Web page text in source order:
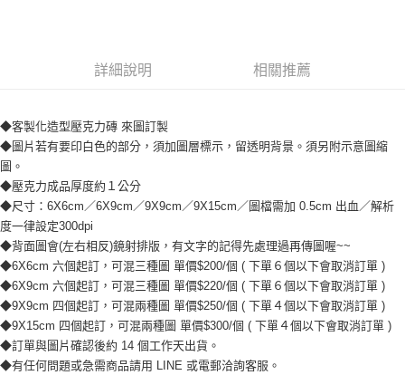
ATM／網路銀行／等多元方式進行付款，方視為交易完成。
後付繳納相關費用。
是否繳費成功／繳費後需取消欲退款等相關疑問，請聯繫「AFTEE先享後付
【注意事項】
１．透過由恩沛科技股份有限公司提供之「AFTEE先享後付」服務完成之交
易，需依本服務之必要範圍內提供個人資料，並將交易相關給付款項請求債
權轉讓予恩沛科技股份有限公司。
２．關於個人資料處理事宜，請瀏覽以下網址：
https://aftee.tw/terms/#terms3
３．未成年的使用者請事先徵得法定代理人或監護人之同意方可使用
「AFTEE先享後付」，若未經同意申辦者引起之損失，本公司不負相關責
任。
４．使用「AFTEE先享後付」時，將依據個別帳號之用戶狀況，依本公司即
時審查核予不同之上限額度；若仍有額度不足之情形，本公司將視審查結果
每筆NT$65，滿NT$2,000(含以上)免運費
每筆NT$65，滿NT$2,000(含以上)免運費
宅配
每筆NT$180，滿NT$10,000(含以上)免運費
郵寄
每筆NT$100
詳細說明 相關推薦
◆客製化造型壓克力磚 來圖訂製
◆圖片若有要印白色的部分，須加圖層標示，留透明背景。須另附示意圖縮
圖。
◆壓克力成品厚度約１公分
◆尺寸：6X6cm／6X9cm／9X9cm／9X15cm／圖檔需加 0.5cm 出血／解析
度一律設定300dpi
◆背面圖會(左右相反)鏡射排版，有文字的記得先處理過再傳圖喔~~
◆6X6cm 六個起訂，可混三種圖 單價$200/個 ( 下單６個以下會取消訂單 )
◆6X9cm 六個起訂，可混三種圖 單價$220/個 ( 下單６個以下會取消訂單 )
◆9X9cm 四個起訂，可混兩種圖 單價$250/個 ( 下單４個以下會取消訂單 )
◆9X15cm 四個起訂，可混兩種圖 單價$300/個 ( 下單４個以下會取消訂單 )
◆訂單與圖片確認後約 14 個工作天出貨。
◆有任何問題或急需商品請用 LINE 或電郵洽詢客服。